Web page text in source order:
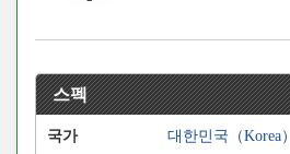
스펙
국가 대한민국（Korea）